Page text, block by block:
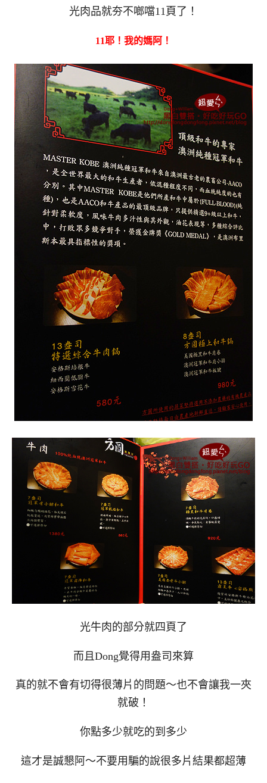
光肉品就夯不啷噹11頁了！
11耶！我的媽阿！
光牛肉的部分就四頁了
而且Dong覺得用盎司來算
真的就不會有切得很薄片的問題～也不會讓我一夾
就破！
你點多少就吃的到多少
這才是誠懇阿～不要用騙的說很多片結果都超薄